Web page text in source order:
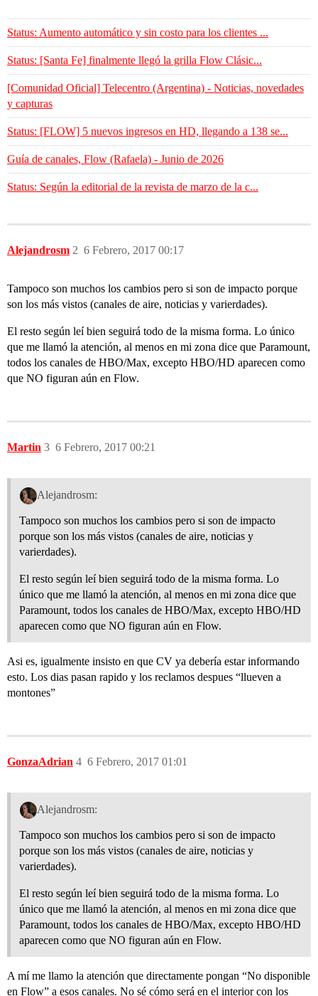
Status: Aumento automático y sin costo para los clientes ...
Status: [Santa Fe] finalmente llegó la grilla Flow Clásic...
[Comunidad Oficial] Telecentro (Argentina) - Noticias, novedades
y capturas
Status: [FLOW] 5 nuevos ingresos en HD, llegando a 138 se...
Guía de canales, Flow (Rafaela) - Junio de 2026
Status: Según la editorial de la revista de marzo de la c...
Alejandrosm 6 Febrero, 2017 00:17
2
Tampoco son muchos los cambios pero si son de impacto porque
son los más vistos (canales de aire, noticias y varierdades).
El resto según leí bien seguirá todo de la misma forma. Lo único
que me llamó la atención, al menos en mi zona dice que Paramount,
todos los canales de HBO/Max, excepto HBO/HD aparecen como
que NO figuran aún en Flow.
Martin 6 Febrero, 2017 00:21
3
Alejandrosm:
Tampoco son muchos los cambios pero si son de impacto
porque son los más vistos (canales de aire, noticias y
varierdades).
El resto según leí bien seguirá todo de la misma forma. Lo
único que me llamó la atención, al menos en mi zona dice que
Paramount, todos los canales de HBO/Max, excepto HBO/HD
aparecen como que NO figuran aún en Flow.
Asi es, igualmente insisto en que CV ya debería estar informando
esto. Los dias pasan rapido y los reclamos despues “llueven a
montones”
GonzaAdrian 6 Febrero, 2017 01:01
4
Alejandrosm:
Tampoco son muchos los cambios pero si son de impacto
porque son los más vistos (canales de aire, noticias y
varierdades).
El resto según leí bien seguirá todo de la misma forma. Lo
único que me llamó la atención, al menos en mi zona dice que
Paramount, todos los canales de HBO/Max, excepto HBO/HD
aparecen como que NO figuran aún en Flow.
A mí me llamo la atención que directamente pongan “No disponible
en Flow” a esos canales. No sé cómo será en el interior con los